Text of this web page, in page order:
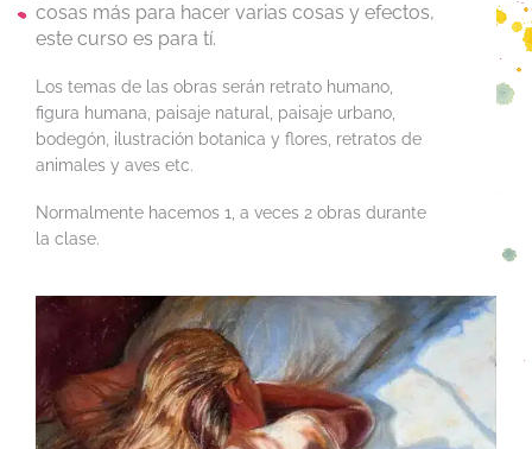
cosas más para hacer varias cosas y efectos,
este curso es para tí.
Los temas de las obras serán retrato humano,
figura humana, paisaje natural, paisaje urbano,
bodegón, ilustración botanica y flores, retratos de
animales y aves etc.
Normalmente hacemos 1, a veces 2 obras durante
la clase.